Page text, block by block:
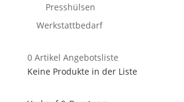
Presshülsen
Werkstattbedarf
0Artikel Angebotsliste
Keine Produkte in der Liste